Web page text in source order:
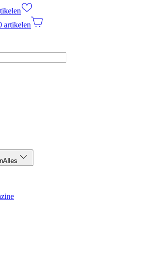
artikelen
Alles